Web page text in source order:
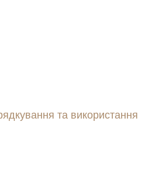
та використання